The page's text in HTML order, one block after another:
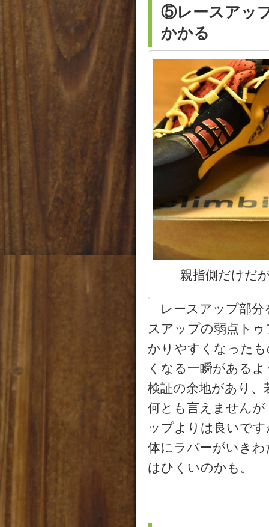
⑤レースアッ
かかる
親指側だけだ
レースアップ部分
スアップの弱点ト
かりやすくなった
くなる一瞬がある
検証の余地があり
何とも言えません
ップよりは良いで
体にラバーがいき
はひくいのかも。